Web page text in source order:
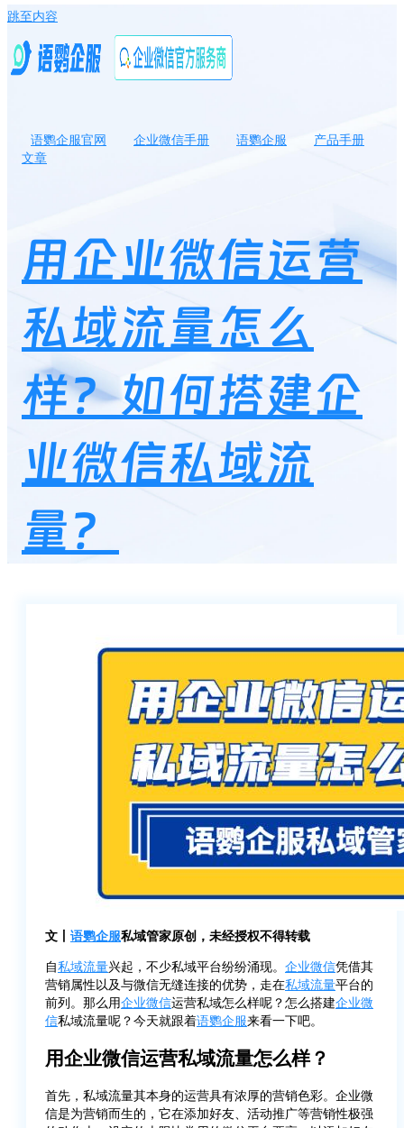
跳至内容
语鹦企服官网 企业微信手册 语鹦企服
产品手册
文章
用企业微信运营
私域流量怎么
样？如何搭建企
业微信私域流
量？
文丨 语鹦企服私域管家原创，未经授权不得转载
自私域流量兴起，不少私域平台纷纷涌现。 企业微信凭借其
营销属性以及与微信无缝连接的优势，走在私域流量平台的
前列。那么用企业微信运营私域怎么样呢？怎么搭建企业微
信私域流量呢？今天就跟着语鹦企服来看一下吧。
用企业微信运营私域流量怎么样？
首先，私域流量其本身的运营具有浓厚的营销色彩。企业微
信是为营销而生的，它在添加好友、活动推广等营销性极强